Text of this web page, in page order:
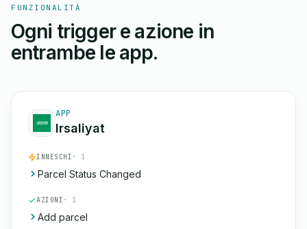
FUNZIONALITÀ
Ogni trigger e azione in
entrambe le app.
APP
Irsaliyat
INNESCHI · 1
Parcel Status Changed
AZIONI · 1
Add parcel